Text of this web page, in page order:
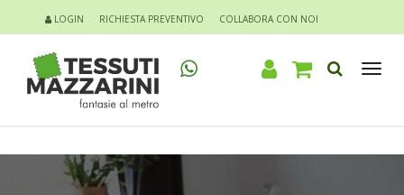
LOGIN RICHIESTA PREVENTIVO COLLABORA CON NOI